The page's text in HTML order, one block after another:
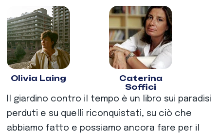
Olivia Laing
Caterina
Soffici
Il giardino contro il tempo è un libro sui paradisi
perduti e su quelli riconquistati, su ciò che
abbiamo fatto e possiamo ancora fare per il